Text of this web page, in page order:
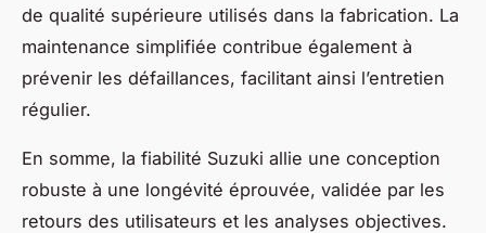
de qualité supérieure utilisés dans la fabrication. La
maintenance simplifiée contribue également à
prévenir les défaillances, facilitant ainsi l’entretien
régulier.
En somme, la fiabilité Suzuki allie une conception
robuste à une longévité éprouvée, validée par les
retours des utilisateurs et les analyses objectives.